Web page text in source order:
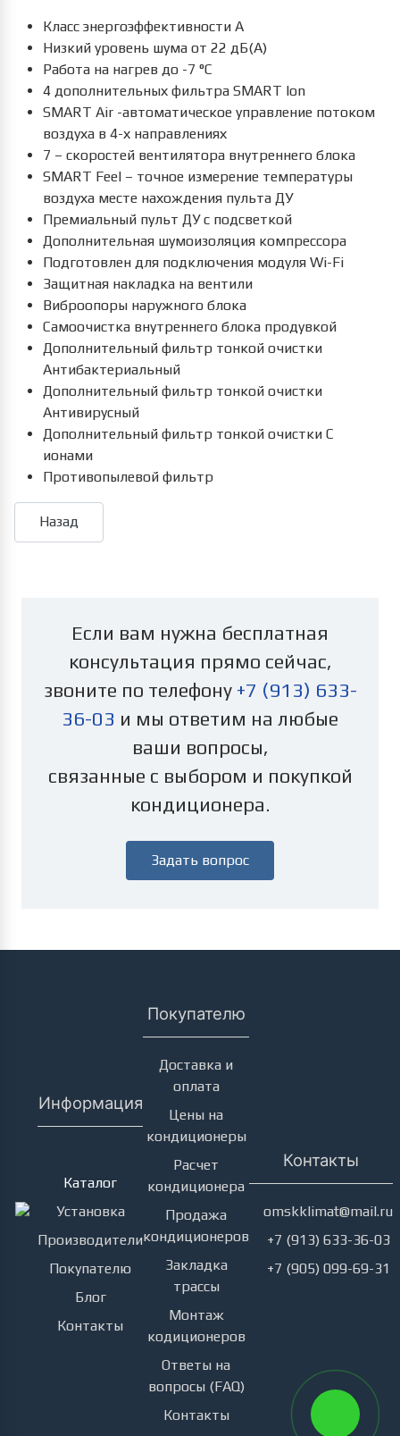
Класс энергоэффективности A
Низкий уровень шума от 22 дБ(А)
Работа на нагрев до -7 °С
4 дополнительных фильтра SMART Ion
SMART Air -автоматическое управление потоком
воздуха в 4-х направлениях
7 – скоростей вентилятора внутреннего блока
SMART Feel – точное измерение температуры
воздуха месте нахождения пульта ДУ
Премиальный пульт ДУ с подсветкой
Дополнительная шумоизоляция компрессора
Подготовлен для подключения модуля Wi-Fi
Защитная накладка на вентили
Виброопоры наружного блока
Самоочистка внутреннего блока продувкой
Дополнительный фильтр тонкой очистки
Антибактериальный
Дополнительный фильтр тонкой очистки
Антивирусный
Дополнительный фильтр тонкой очистки С
ионами
Противопылевой фильтр
Если вам нужна бесплатная
консультация прямо сейчас,
звоните по телефону +7 (913) 633-
36-03 и мы ответим на любые
ваши вопросы,
связанные с выбором и покупкой
кондиционера.
Задать вопрос
Информация
Каталог
Установка
Производители
Покупателю
Блог
Контакты
Покупателю
Доставка и
оплата
Цены на
кондиционеры
Расчет
кондиционера
Продажа
кондиционеров
Закладка
трассы
Монтаж
кодиционеров
Ответы на
вопросы (FAQ)
Контакты
Контакты
omskklimat@mail.ru
+7 (913) 633-36-03
+7 (905) 099-69-31